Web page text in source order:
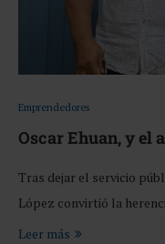
Emprendedores
Oscar Ehuan, y el
Tras dejar el servicio
López convirtió la
Leer más